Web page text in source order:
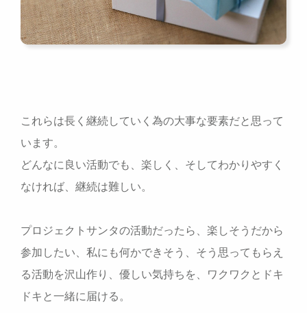
これらは長く継続していく為の大事な要素だと思って
います。
どんなに良い活動でも、楽しく、そしてわかりやすく
なければ、継続は難しい。
プロジェクトサンタの活動だったら、楽しそうだから
参加したい、私にも何かできそう、そう思ってもらえ
る活動を沢山作り、優しい気持ちを、ワクワクとドキ
ドキと一緒に届ける。